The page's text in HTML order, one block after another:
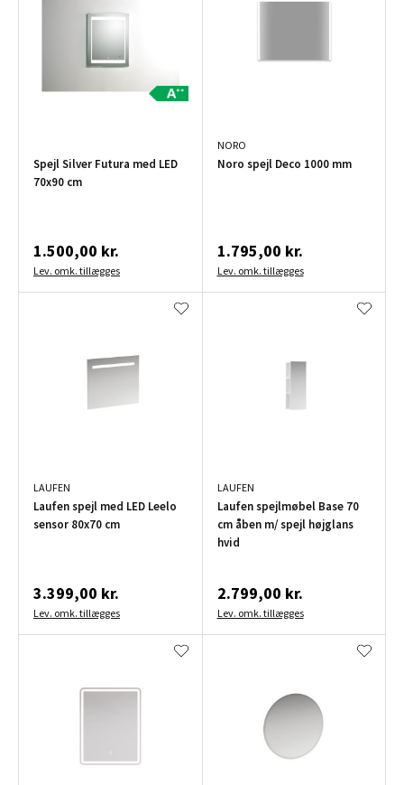
Spejl Silver Futura med LED
70x90 cm
1.500,00 kr.
Lev. omk. tillægges
NORO
Noro spejl Deco 1000 mm
1.795,00 kr.
Lev. omk. tillægges
LAUFEN
Laufen spejl med LED Leelo
sensor 80x70 cm
3.399,00 kr.
Lev. omk. tillægges
LAUFEN
Laufen spejlmøbel Base 70
cm åben m/ spejl højglans
hvid
2.799,00 kr.
Lev. omk. tillægges